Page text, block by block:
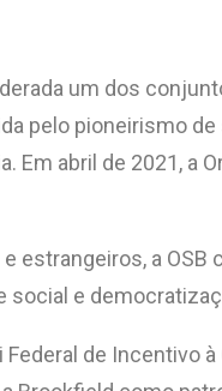
um dos
pelo pioneirismo
Em abril de 2021,
estrangeiros, a
e
de